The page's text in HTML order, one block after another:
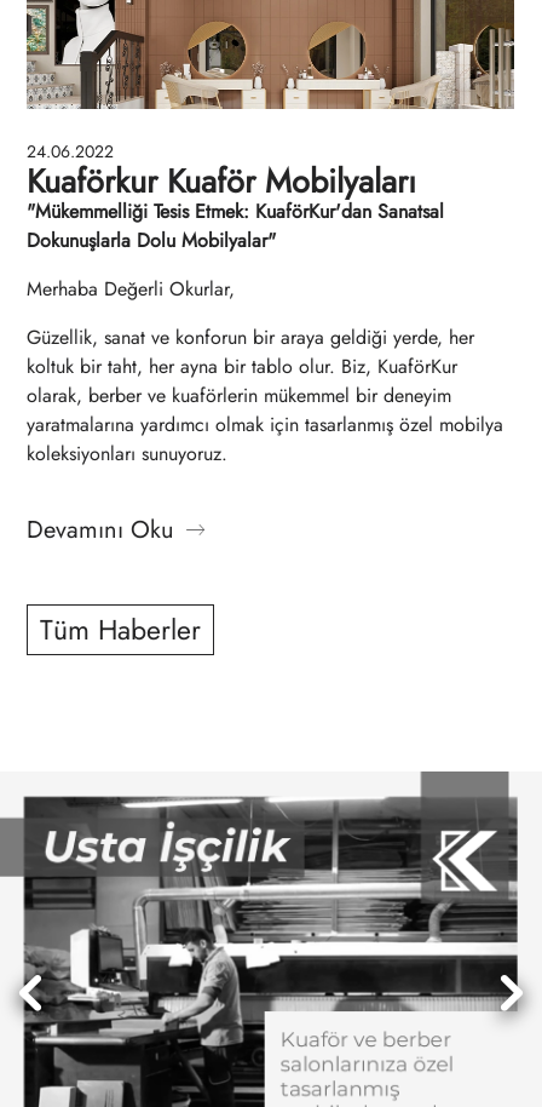
24.06.2022
Kuaförkur Kuaför Mobilyaları
"Mükemmelliği Tesis Etmek: KuaförKur'dan Sanatsal
Dokunuşlarla Dolu Mobilyalar"
Merhaba Değerli Okurlar,
Güzellik, sanat ve konforun bir araya geldiği yerde, her
koltuk bir taht, her ayna bir tablo olur. Biz, KuaförKur
olarak, berber ve kuaförlerin mükemmel bir deneyim
yaratmalarına yardımcı olmak için tasarlanmış özel mobilya
koleksiyonları sunuyoruz.
Devamını Oku
Tüm Haberler